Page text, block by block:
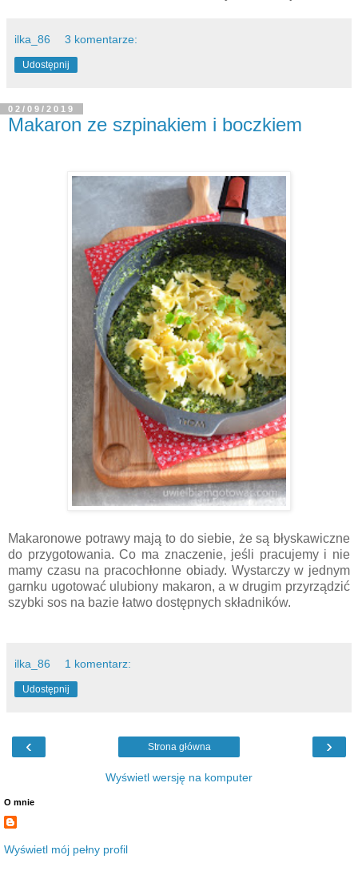
ilka_86 3 komentarze:
Udostępnij
02/09/2019
Makaron ze szpinakiem i boczkiem
Makaronowe potrawy mają to do siebie, że są błyskawiczne
do przygotowania. Co ma znaczenie, jeśli pracujemy i nie
mamy czasu na pracochłonne obiady. Wystarczy w jednym
garnku ugotować ulubiony makaron, a w drugim przyrządzić
szybki sos na bazie łatwo dostępnych składników.
ilka_86 1 komentarz:
Udostępnij
‹ ›
Strona główna
Wyświetl wersję na komputer
O mnie
Wyświetl mój pełny profil